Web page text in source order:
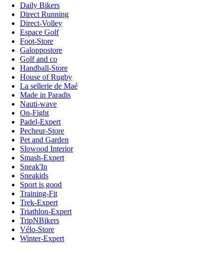
Daily Bikers
Direct Running
Direct-Volley
Espace Golf
Foot-Store
Galoppostore
Golf and co
Handball-Store
House of Rugby
La sellerie de Maé
Made in Paradis
Nauti-wave
On-Fight
Padel-Expert
Pecheur-Store
Pet and Garden
Slowood Interior
Smash-Expert
Sneak'In
Sneakids
Sport is good
Training-Fit
Trek-Expert
Triathlon-Expert
TripNBikers
Vélo-Store
Winter-Expert